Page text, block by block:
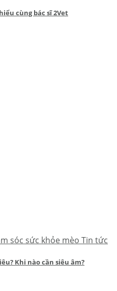
cùng bác sĩ 2Vet
sóc sức khỏe mèo Tin tức
Khi nào cần siêu âm?